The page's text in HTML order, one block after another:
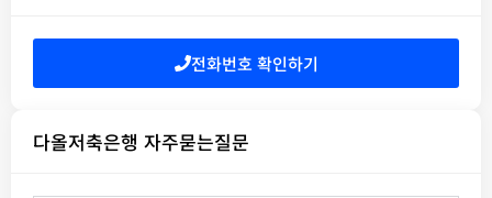
전화번호 확인하기
다올저축은행 자주묻는질문